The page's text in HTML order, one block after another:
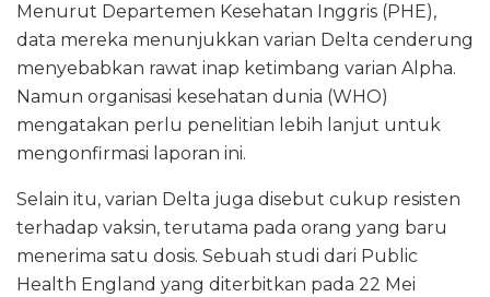
Menurut Departemen Kesehatan Inggris (PHE),
data mereka menunjukkan varian Delta cenderung
menyebabkan rawat inap ketimbang varian Alpha.
Namun organisasi kesehatan dunia (WHO)
mengatakan perlu penelitian lebih lanjut untuk
mengonfirmasi laporan ini.
Selain itu, varian Delta juga disebut cukup resisten
terhadap vaksin, terutama pada orang yang baru
menerima satu dosis. Sebuah studi dari Public
Health England yang diterbitkan pada 22 Mei